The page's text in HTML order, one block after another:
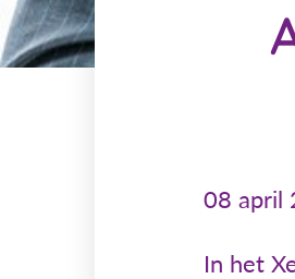
08 april
In het